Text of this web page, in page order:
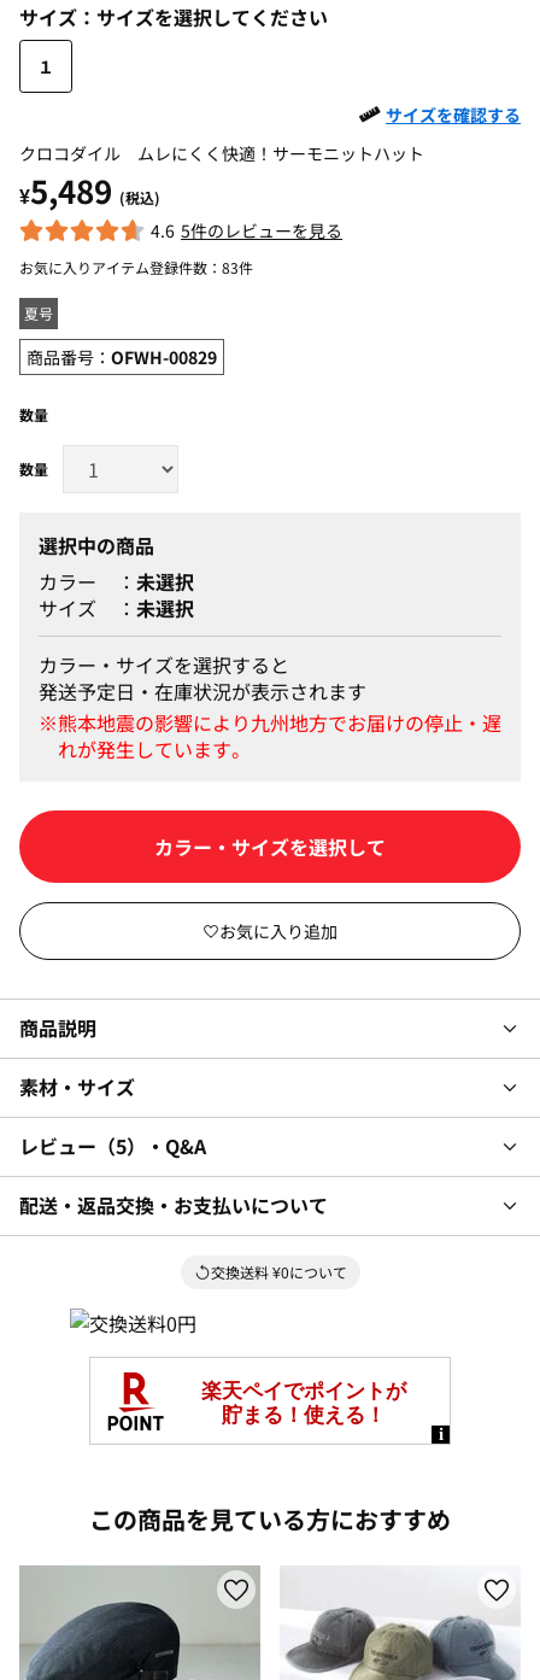
サイズ： サイズを選択してください
１
サイズを確認する
クロコダイル ムレにくく快適！サーモニットハット
¥5,489 (税込)
4.6 5件のレビューを見る
お気に入りアイテム登録件数： 83件
夏号
商品番号： OFWH-00829
数量
選択中の商品
カラー
未選択
サイズ
未選択
カラー・サイズを選択すると
発送予定日・在庫状況が表示されます
カラー・サイズを選択して
商品説明
素材・サイズ
レビュー 5 ・Q&A
配送・返品交換・お支払いについて
交換送料 ¥0について
この商品を見ている方におすすめ